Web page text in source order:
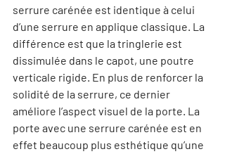
serrure carénée est identique à celui
d’une serrure en applique classique. La
différence est que la tringlerie est
dissimulée dans le capot, une poutre
verticale rigide. En plus de renforcer la
solidité de la serrure, ce dernier
améliore l’aspect visuel de la porte. La
porte avec une serrure carénée est en
effet beaucoup plus esthétique qu’une